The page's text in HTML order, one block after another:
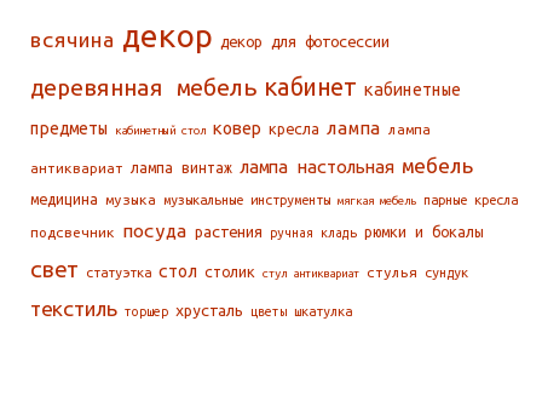
всячина декор декор для фотосессии
деревянная мебель кабинет кабинетные
предметы
кабинетный стол ковер кресла лампа лампа
антиквариат лампа винтаж лампа настольная мебель
медицина музыка музыкальные инструменты мягкая мебель парные кресла
подсвечник посуда растения ручная кладь рюмки и бокалы
свет статуэтка стол столик стул антиквариат стулья сундук
текстиль торшер хрусталь цветы шкатулка